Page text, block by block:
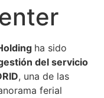
ha sido
del servicio
, una de las
ferial